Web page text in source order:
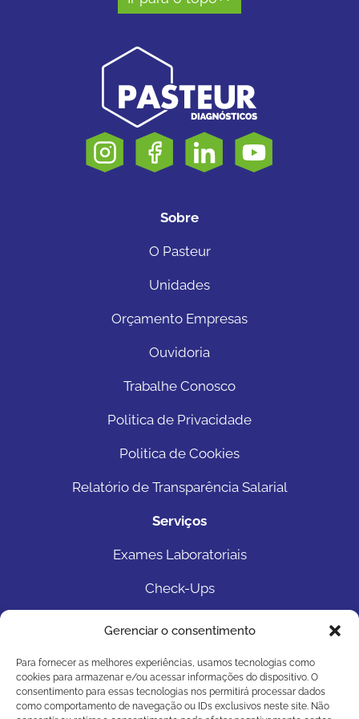
Gerenciar o consentimento
Para fornecer as melhores experiências, usamos tecnologias como
cookies para armazenar e/ou acessar informações do dispositivo. O
consentimento para essas tecnologias nos permitirá processar dados
como comportamento de navegação ou IDs exclusivos neste site. Não
Sobre
O Pasteur
Unidades
Orçamento Empresas
Ouvidoria
Trabalhe Conosco
Politica de Privacidade
Politica de Cookies
Relatório de Transparência Salarial
Serviços
Exames Laboratoriais
Check-Ups
Sexagem Fetal
Teste do Pezinho